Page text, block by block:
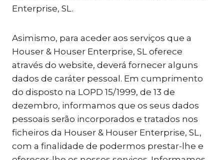
Enterprise, SL.
Asimismo, para aceder aos serviços que a
Houser & Houser Enterprise, SL oferece
através do website, deverá fornecer alguns
dados de caráter pessoal. Em cumprimento
do disposto na LOPD 15/1999, de 13 de
dezembro, informamos que os seus dados
pessoais serão incorporados e tratados nos
ficheiros da Houser & Houser Enterprise, SL,
com a finalidade de podermos prestar-lhe e